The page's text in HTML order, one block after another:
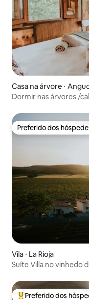
Casa na árvore ⋅
Dormir nas árvores /
Preferido dos
Preferido dos
Vila ⋅ La Rioja
Suíte Villa no vinhedo
Preferido dos